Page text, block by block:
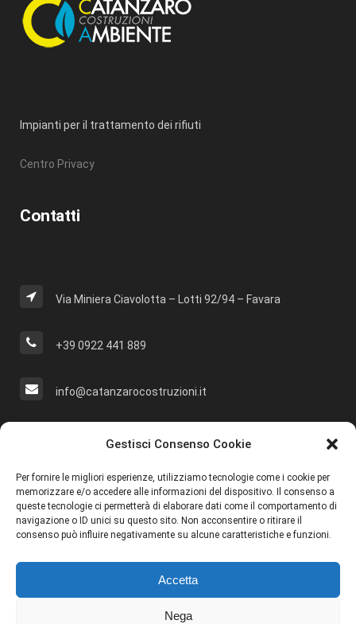
Gestisci Consenso Cookie
Per fornire le migliori esperienze, utilizziamo tecnologie come i cookie per
memorizzare e/o accedere alle informazioni del dispositivo. Il consenso a
queste tecnologie ci permetterà di elaborare dati come il comportamento di
navigazione o ID unici su questo sito. Non acconsentire o ritirare il
consenso può influire negativamente su alcune caratteristiche e funzioni.
Accetta
Nega
Impianti per il trattamento dei rifiuti
Centro Privacy
Contatti
Via Miniera Ciavolotta – Lotti 92/94 – Favara
+39 0922 441 889
info@catanzarocostruzioni.it
Cerca Nel Sito
Social